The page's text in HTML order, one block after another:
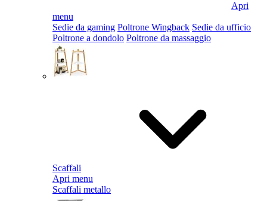
Apri
menu
Sedie da gaming Poltrone Wingback Sedie da ufficio
Poltrone a dondolo Poltrone da massaggio
Scaffali
Apri menu
Scaffali metallo